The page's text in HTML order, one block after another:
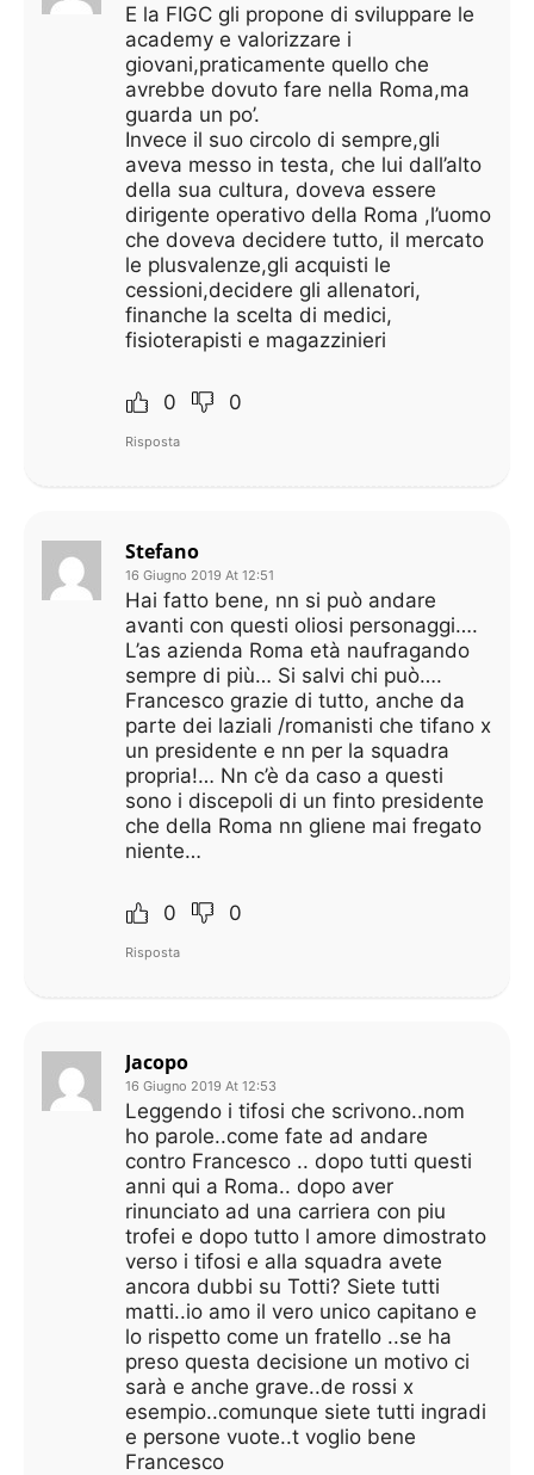
E la FIGC gli propone di sviluppare le
academy e valorizzare i
giovani,praticamente quello che
avrebbe dovuto fare nella Roma,ma
guarda un po’.
Invece il suo circolo di sempre,gli
aveva messo in testa, che lui dall’alto
della sua cultura, doveva essere
dirigente operativo della Roma ,l’uomo
che doveva decidere tutto, il mercato
le plusvalenze,gli acquisti le
cessioni,decidere gli allenatori,
finanche la scelta di medici,
fisioterapisti e magazzinieri
0 0
Risposta
Stefano
16 Giugno 2019 At 12:51
Hai fatto bene, nn si può andare
avanti con questi oliosi personaggi….
L’as azienda Roma età naufragando
sempre di più… Si salvi chi può….
Francesco grazie di tutto, anche da
parte dei laziali /romanisti che tifano x
un presidente e nn per la squadra
propria!… Nn c’è da caso a questi
sono i discepoli di un finto presidente
che della Roma nn gliene mai fregato
niente…
0 0
Risposta
Jacopo
16 Giugno 2019 At 12:53
Leggendo i tifosi che scrivono..nom
ho parole..come fate ad andare
contro Francesco .. dopo tutti questi
anni qui a Roma.. dopo aver
rinunciato ad una carriera con piu
trofei e dopo tutto l amore dimostrato
verso i tifosi e alla squadra avete
ancora dubbi su Totti? Siete tutti
matti..io amo il vero unico capitano e
lo rispetto come un fratello ..se ha
preso questa decisione un motivo ci
sarà e anche grave..de rossi x
esempio..comunque siete tutti ingradi
e persone vuote..t voglio bene
Francesco